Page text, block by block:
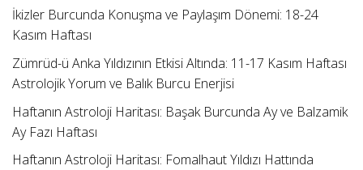
İkizler Burcunda Konuşma ve Paylaşım Dönemi: 18-24
Kasım Haftası
Zümrüd-ü Anka Yıldızının Etkisi Altında: 11-17 Kasım Haftası
Astrolojik Yorum ve Balık Burcu Enerjisi
Haftanın Astroloji Haritası: Başak Burcunda Ay ve Balzamik
Ay Fazı Haftası
Haftanın Astroloji Haritası: Fomalhaut Yıldızı Hattında